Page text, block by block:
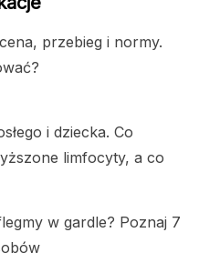
przebieg i normy.
i dziecka. Co
limfocyty, a co
w gardle? Poznaj 7